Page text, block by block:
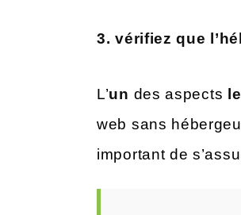
3. vérifiez que
L’un des aspects
web sans
important de